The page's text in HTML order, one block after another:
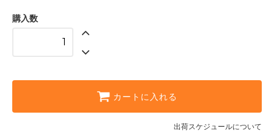
購入数
カートに入れる
出荷スケジュールについて